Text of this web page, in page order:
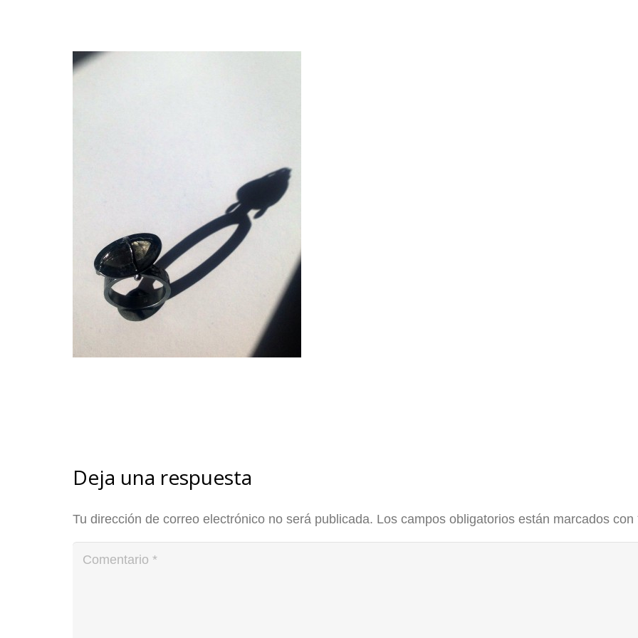
Deja una respuesta
Tu dirección de correo electrónico no será publicada. Los campos obligatorios están marcados con